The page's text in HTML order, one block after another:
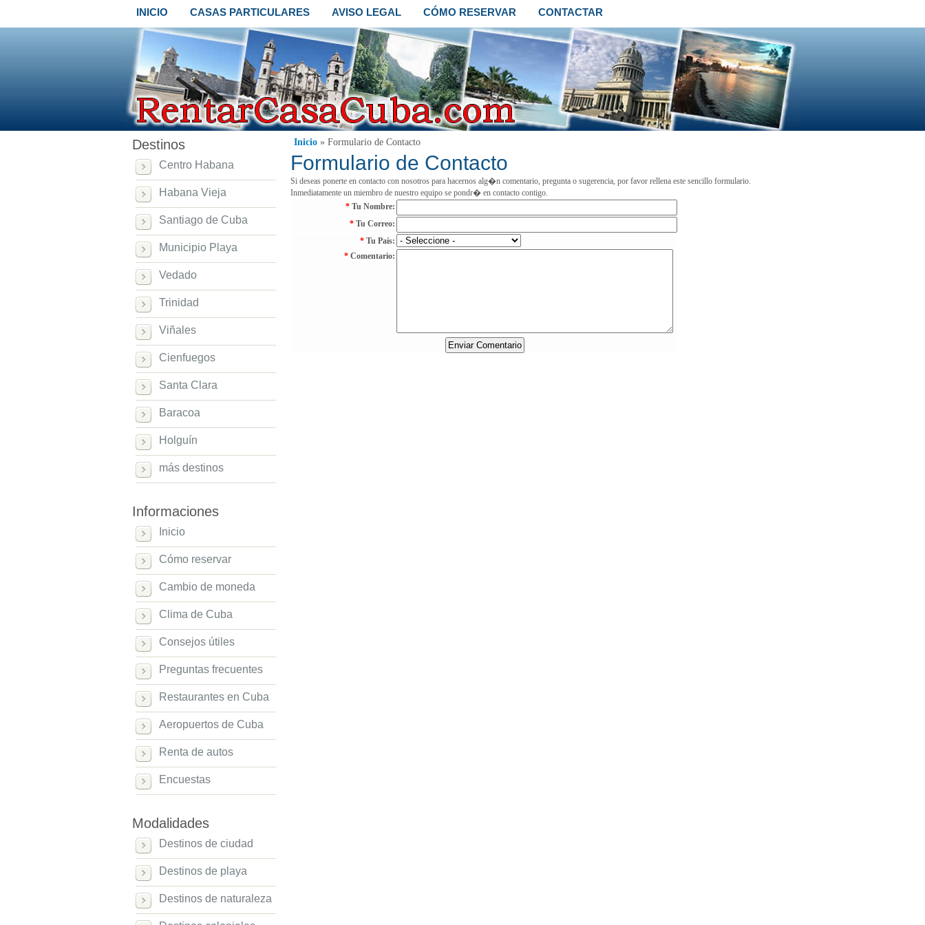
INICIO CASAS PARTICULARES AVISO LEGAL CÓMO RESERVAR CONTACTAR
Destinos
Centro Habana
Habana Vieja
Santiago de Cuba
Municipio Playa
Vedado
Trinidad
Viñales
Cienfuegos
Santa Clara
Baracoa
Holguín
más destinos
Informaciones
Inicio
Cómo reservar
Cambio de moneda
Clima de Cuba
Consejos útiles
Preguntas frecuentes
Restaurantes en Cuba
Aeropuertos de Cuba
Renta de autos
Encuestas
Modalidades
Destinos de ciudad
Destinos de playa
Destinos de naturaleza
Inicio » Formulario de Contacto
Formulario de Contacto
Si deseas ponerte en contacto con nosotros para hacernos alg�n comentario, pregunta o sugerencia, por favor rellena este sencillo formulario.
Inmediatamente un miembro de nuestro equipo se pondr� en contacto contigo.
* Tu Nombre:
* Tu Correo:
* Tu País:
* Comentario: